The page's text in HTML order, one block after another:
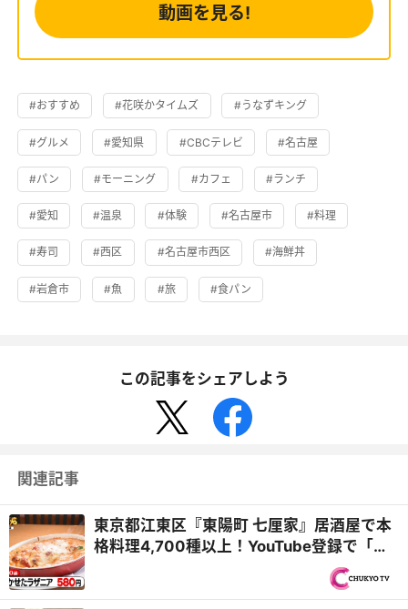
動画を見る!
#おすすめ #花咲かタイムズ #うなずキング
#グルメ #愛知県 #CBCテレビ #名古屋
#パン #モーニング #カフェ #ランチ
#愛知 #温泉 #体験 #名古屋市 #料理
#寿司 #西区 #名古屋市西区 #海鮮丼
#岩倉市 #魚 #旅 #食パン
この記事をシェアしよう
関連記事
東京都江東区『東陽町 七厘家』居酒屋で本
格料理4,700種以上！YouTube登録で「料